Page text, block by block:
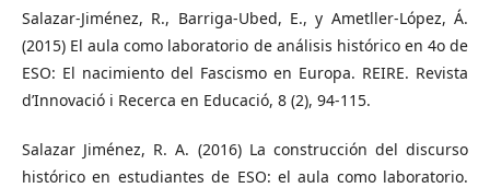
Salazar-Jiménez, R., Barriga-Ubed, E., y Ametller-López, Á.
(2015) El aula como laboratorio de análisis histórico en 4o de
ESO: El nacimiento del Fascismo en Europa. REIRE. Revista
d’Innovació i Recerca en Educació, 8 (2), 94-115.
Salazar Jiménez, R. A. (2016) La construcción del discurso
histórico en estudiantes de ESO: el aula como laboratorio.